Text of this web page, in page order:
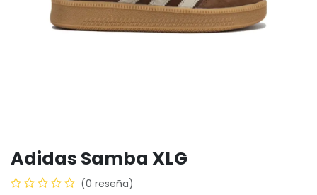
Adidas Samba XLG
(0 reseña)